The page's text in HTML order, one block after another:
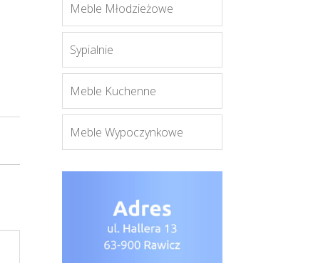
Meble Młodzieżowe
Sypialnie
Meble Kuchenne
Meble Wypoczynkowe